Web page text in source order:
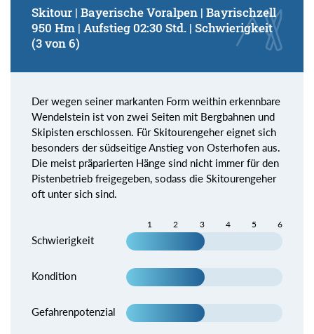
Skitour | Bayerische Voralpen | Bayrischzell
950 Hm | Aufstieg 02:30 Std. | Schwierigkeit
(3 von 6)
Der wegen seiner markanten Form weithin erkennbare
Wendelstein ist von zwei Seiten mit Bergbahnen und
Skipisten erschlossen. Für Skitourengeher eignet sich
besonders der südseitige Anstieg von Osterhofen aus.
Die meist präparierten Hänge sind nicht immer für den
Pistenbetrieb freigegeben, sodass die Skitourengeher
oft unter sich sind.
1 2 3 4 5 6
Schwierigkeit
Kondition
Gefahrenpotenzial